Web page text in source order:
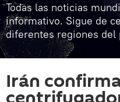
Todas las noticias
informativo. Sigue de
diferentes regiones del
Irán